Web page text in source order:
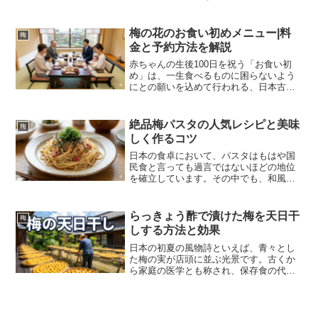
く残る存在でしょう。ある世代にとって
は口中清涼剤としての認識...
梅
梅の花のお食い初めメニュー|料
金と予約方法を解説
赤ちゃんの生後100日を祝う「お食い初
め」は、一生食べるものに困らないよう
にとの願いを込めて行われる、日本古来
は、家族や親族が集まり、赤ちゃんの健
やかな成長を喜び合う貴重...
梅
絶品梅パスタの人気レシピと美味
しく作るコツ
日本の食卓において、パスタはもはや国
民食と言っても過言ではないほどの地位
を確立しています。その中でも、和風パ
やSNS上では数え切れないほどのレシピ
が公開されていますが、...
梅
らっきょう酢で漬けた梅を天日干
しする方法と効果
日本の初夏の風物詩といえば、青々とし
た梅の実が店頭に並ぶ光景です。古くか
ら家庭の医学とも称され、保存食の代表